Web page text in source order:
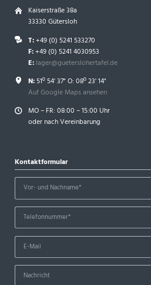
Kaiserstraße 38a
33330 Gütersloh
T:+49 (0) 5241 533270
F:+49 (0) 5241 4030953
E: lager@gueterslohertafel.de
N:51º 54' 37" O: 08º 23' 14"
Auf Google Maps ansehen
MO – FR: 08:00 – 15:00 Uhr
oder nach Vereinbarung
Kontaktformular